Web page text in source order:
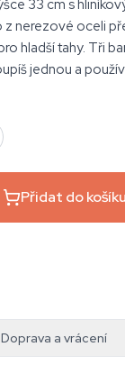
33 cm s
nerezové oceli
hladší tahy. Tři
jednou a
Přidat do košíku
Doprava a vrácení